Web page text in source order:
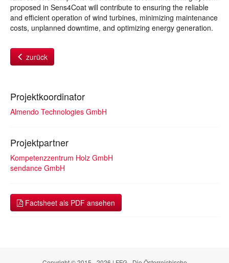
proposed in Sens4Coat will contribute to ensuring the reliable
and efficient operation of wind turbines, minimizing maintenance
costs, unplanned downtime, and optimizing energy generation.
zurück
Projektkoordinator
Almendo Technologies GmbH
Projektpartner
Kompetenzzentrum Holz GmbH
sendance GmbH
Factsheet als PDF ansehen